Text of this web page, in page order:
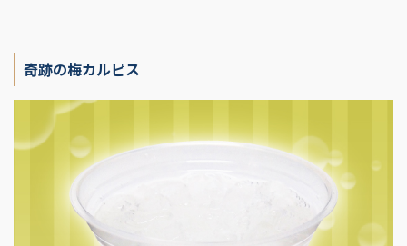
奇跡の梅カルピス